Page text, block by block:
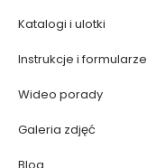
Katalogi i ulotki
Instrukcje i formularze
Wideo porady
Galeria zdjęć